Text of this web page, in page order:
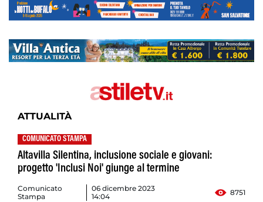
ATTUALITÀ
COMUNICATO STAMPA
Altavilla Silentina, inclusione sociale e giovani:
progetto 'Inclusi Noi' giunge al termine
Comunicato
Stampa
06 dicembre 2023
14:04
8751